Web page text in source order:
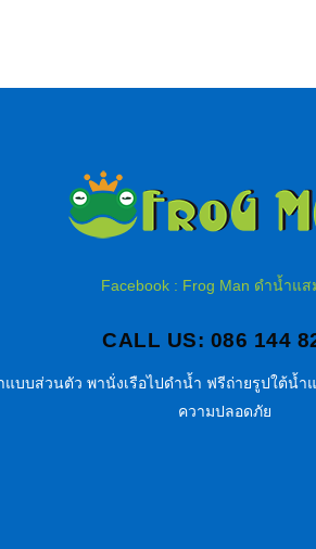
Facebook : Frog Man ดำน้ำแส
CALL US: 086 144
บบส่วนตัว พานั่งเรือไปดำน้ำ ฟรีถ่ายรูปใต้น้ำ
ความปลอดภัย